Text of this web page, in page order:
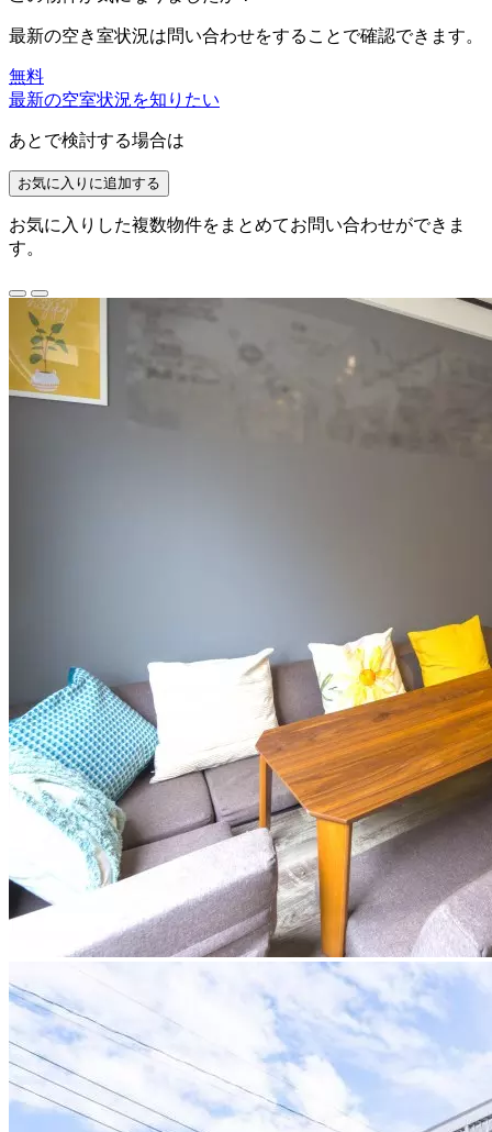
最新の空き室状況は問い合わせをすることで確認できます。
無料
最新の空室状況を知りたい
あとで検討する場合は
お気に入りに追加する
お気に入りした複数物件をまとめてお問い合わせができま
す。